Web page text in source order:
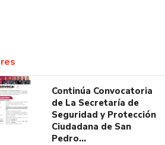
Continúa Convocatoria
de La Secretaría de
Seguridad y Protección
Ciudadana de San
Pedro…